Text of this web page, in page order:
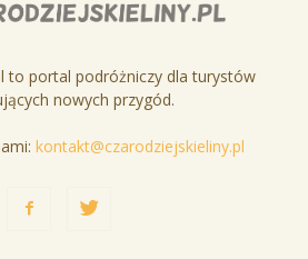
to portal podróżniczy dla turystów
nowych przygód.
kontakt@czarodziejskieliny.pl